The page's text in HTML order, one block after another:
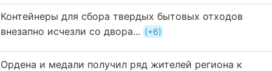
Контейнеры для сбора твердых бытовых отходов
внезапно исчезли со двора...
+6
Ордена и медали получил ряд жителей региона к